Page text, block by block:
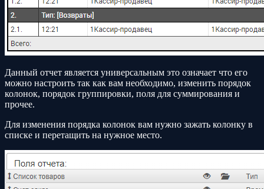
Данный отчет является универсальным это означает что его
можно настроить так как вам необходимо, изменить порядок
колонок, порядок группировки, поля для суммирования и
прочее.
Для изменения порядка колонок вам нужно зажать колонку в
списке и перетащить на нужное место.